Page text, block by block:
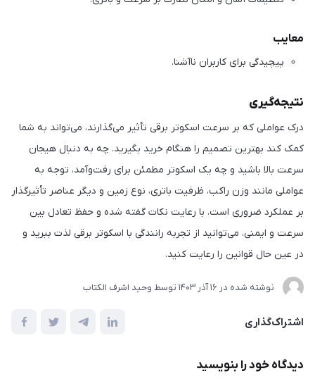
معایب
پیچیدگی برای کاربران ناآشنا.
نتیجه‌گیری
درک عواملی که بر سرعت اسکوتر برقی تأثیر می‌گذارند، می‌تواند به شما
کمک کند بهترین تصمیم را هنگام خرید بگیرید. چه به دنبال هیجان
سرعت بالا باشید و چه یک اسکوتر مطمئن برای رفت‌وآمد، توجه به
عواملی مانند وزن راکب، ظرفیت باتری، نوع زمین و دیگر عناصر تأثیرگذار
بر عملکرد ضروری است. با رعایت نکات گفته شده و حفظ تعادل بین
سرعت و ایمنی، می‌توانید از تجربه رانندگی با اسکوتر برقی لذت ببرید و
در عین حال قوانین را رعایت کنید.
نوشته شده در 16 آذر 1403 توسط وحید اشرف الکتاب
اشتراک‌گذاری
دیدگاه خود را بنویسید